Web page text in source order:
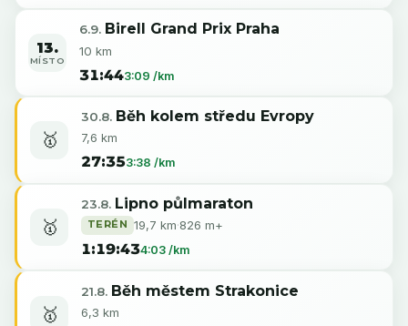
13.
MÍSTO
6.9. Birell Grand Prix Praha
10 km
31:443:09 /km
🥇
30.8. Běh kolem středu Evropy
7,6 km
27:353:38 /km
🥇
23.8. Lipno půlmaraton
TERÉN 19,7 km·826 m+
1:19:434:03 /km
🥇
21.8. Běh městem Strakonice
6,3 km